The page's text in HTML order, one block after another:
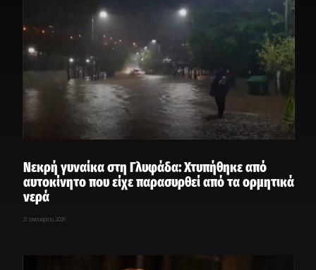
Νεκρή γυναίκα στη Γλυφάδα: Χτυπήθηκε από
αυτοκίνητο που είχε παρασυρθεί από τα ορμητικά
νερά
21 Ιανουαρίου, 2026